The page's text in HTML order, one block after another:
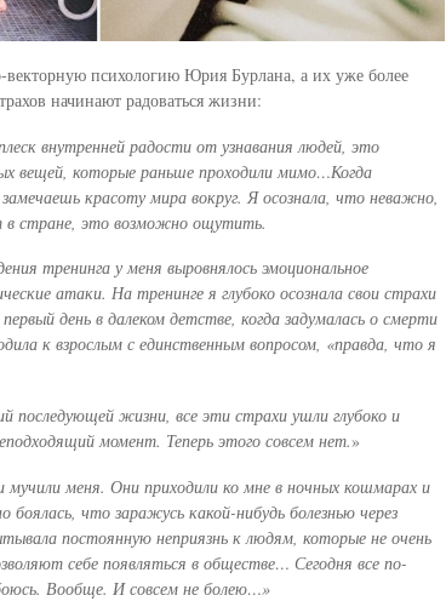
психологию Юрия Бурлана, а их уже более
начинают радоваться жизни:
внутренней радости от узнавания людей, это
вещей, которые раньше проходили мимо…Когда
красоту мира вокруг. Я осознала, что неважно,
в стране, это возможно ощутить.
тренинга у меня выровнялось эмоциональное
атаки. На тренинге я глубоко осознала свои страхи
день в далеком детстве, когда задумалась о смерти
к взрослым с единственным вопросом, «правда, что я
последующей жизни, все эти страхи ушли глубоко и
момент. Теперь этого совсем нет.»
мучили меня. Они приходили ко мне в ночных кошмарах и
что заражусь какой-нибудь болезнью через
постоянную неприязнь к людям, которые не очень
себе появляться в обществе… Сегодня все по-
Вообще. И совсем не болею…»